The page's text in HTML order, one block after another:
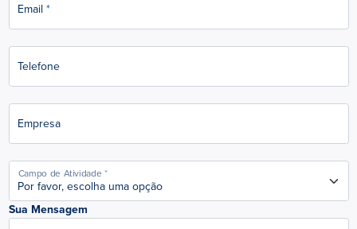
Email
Telefone
Empresa
Campo de Atividade
Sua Mensagem